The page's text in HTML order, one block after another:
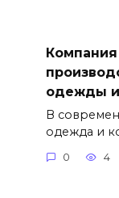
одежды и
В
одежда и
0 4